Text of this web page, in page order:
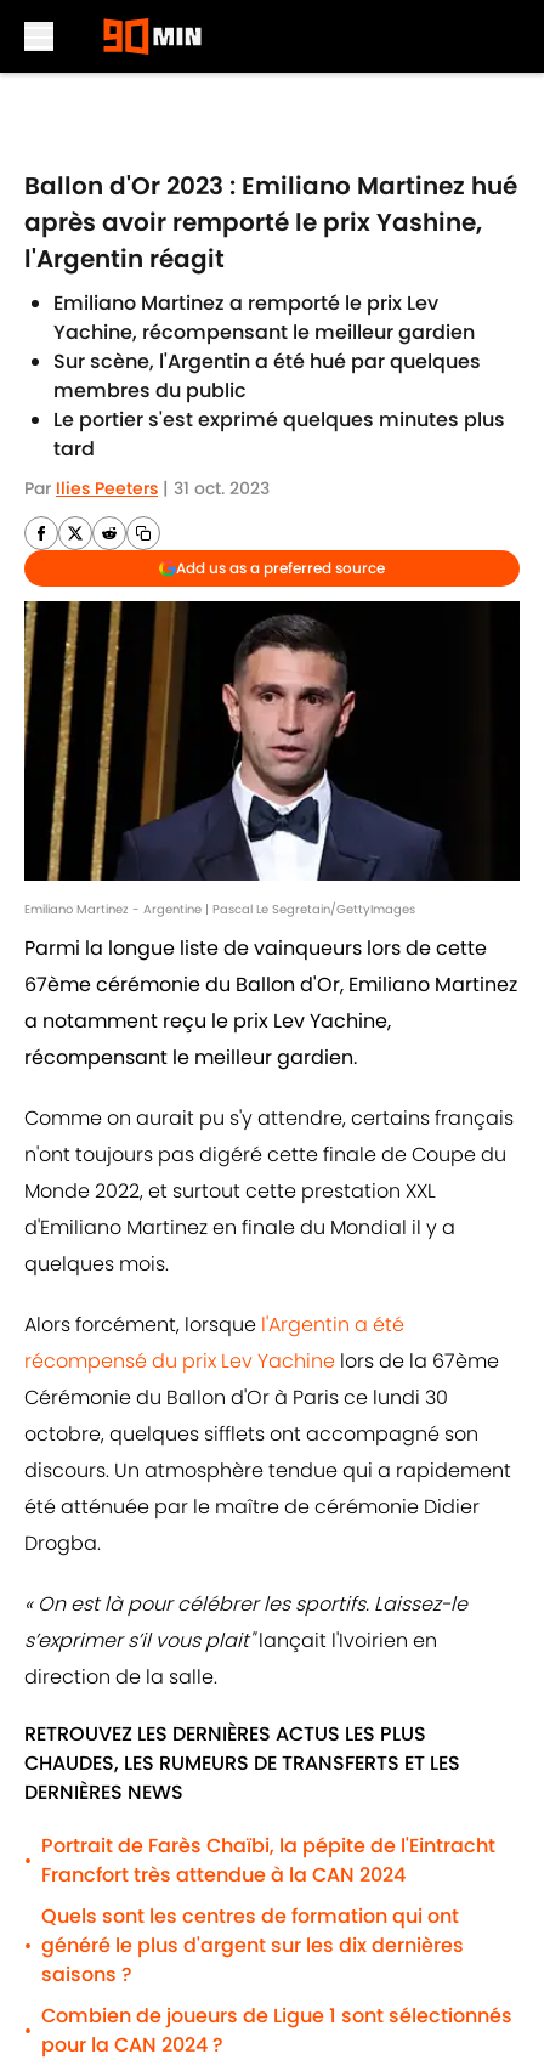
Ballon d'Or 2023 : Emiliano Martinez hué
après avoir remporté le prix Yashine,
l'Argentin réagit
Emiliano Martinez a remporté le prix Lev
Yachine, récompensant le meilleur gardien
Sur scène, l'Argentin a été hué par quelques
membres du public
Le portier s'est exprimé quelques minutes plus
tard
Par Ilies Peeters | 31 oct. 2023
Add us as a preferred source
Emiliano Martinez - Argentine | Pascal Le Segretain/GettyImages
Parmi la longue liste de vainqueurs lors de cette
67ème cérémonie du Ballon d'Or, Emiliano Martinez
a notamment reçu le prix Lev Yachine,
récompensant le meilleur gardien.
Comme on aurait pu s'y attendre, certains français
n'ont toujours pas digéré cette finale de Coupe du
Monde 2022, et surtout cette prestation XXL
d'Emiliano Martinez en finale du Mondial il y a
quelques mois.
Alors forcément, lorsque l'Argentin a été
récompensé du prix Lev Yachine lors de la 67ème
Cérémonie du Ballon d'Or à Paris ce lundi 30
octobre, quelques sifflets ont accompagné son
discours. Un atmosphère tendue qui a rapidement
été atténuée par le maître de cérémonie Didier
Drogba.
« On est là pour célébrer les sportifs. Laissez-le
s’exprimer s’il vous plait"lançait l'Ivoirien en
direction de la salle.
RETROUVEZ LES DERNIÈRES ACTUS LES PLUS
CHAUDES, LES RUMEURS DE TRANSFERTS ET LES
DERNIÈRES NEWS
•
Portrait de Farès Chaïbi, la pépite de l'Eintracht
Francfort très attendue à la CAN 2024
•
Quels sont les centres de formation qui ont
généré le plus d'argent sur les dix dernières
saisons ?
•
Combien de joueurs de Ligue 1 sont sélectionnés
pour la CAN 2024 ?